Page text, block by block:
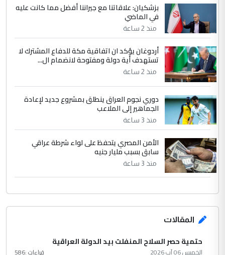
الموضوع :
الجواهري يرد على صدام حسين سل
مضجعيك يابن الزنا (نص كامل)
بزشكيان: علاقاتنا مع جيراننا أفضل مما كانت عليه
في الماضي
منذ 2 ساعة
أردوغان يؤكد ان اتفاقية مكة للدفاع المشترك لا
تستهدف أية دولة ومفتوحة لانضمام ال...
منذ 2 ساعة
دوري نجوم العراق ينطلق بمشروع جديد لإعادة
الجماهير إلى الملاعب
منذ 3 ساعة
الأمن المصري يتحفظ على لواء شرطة عراقي
سابق بسبب مليار جنيه
منذ 3 ساعة
المقالات
حتمية حصر السلاح المنفلت بيد الدولة العراقية
الخميس 06 آب 2026 قراءات :586